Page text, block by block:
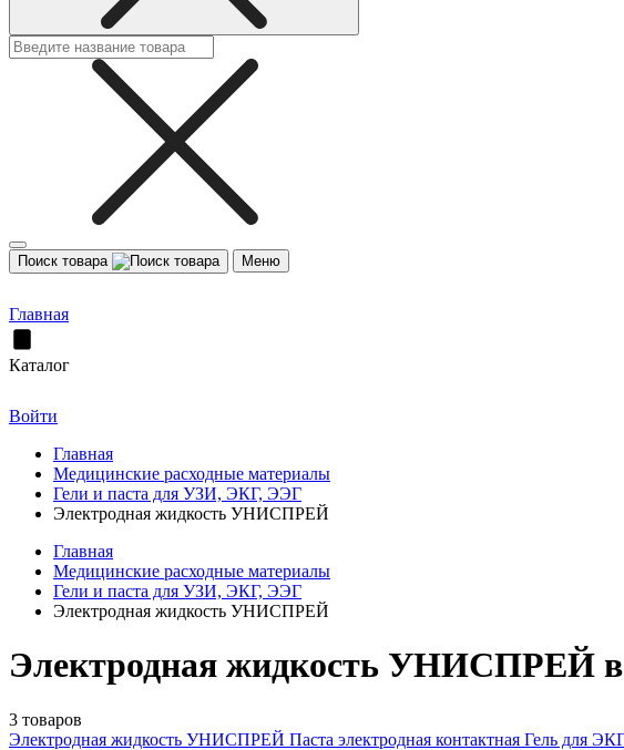
Поиск товара Меню
Главная
Каталог
Войти
Главная
Медицинские расходные материалы
Гели и паста для УЗИ, ЭКГ, ЭЭГ
Электродная жидкость УНИСПРЕЙ
Главная
Медицинские расходные материалы
Гели и паста для УЗИ, ЭКГ, ЭЭГ
Электродная жидкость УНИСПРЕЙ
Электродная жидкость УНИСПРЕЙ
3 товаров
Электродная жидкость УНИСПРЕЙ Паста электродная контактная Гель для